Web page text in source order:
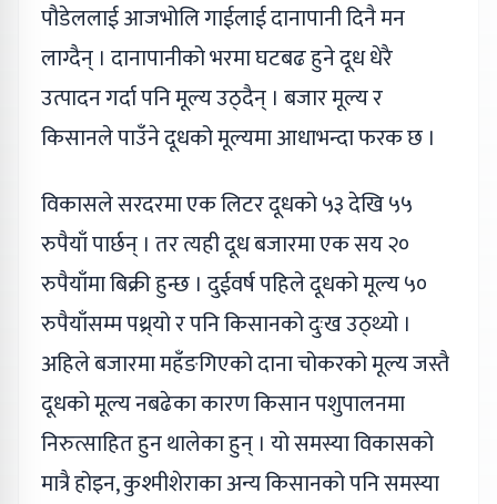
पौडेललाई आजभोलि गाईलाई दानापानी दिनै मन
लाग्दैन् । दानापानीको भरमा घटबढ हुने दूध धेरै
उत्पादन गर्दा पनि मूल्य उठ्दैन् । बजार मूल्य र
किसानले पाउँने दूधको मूल्यमा आधाभन्दा फरक छ ।
विकासले सरदरमा एक लिटर दूधको ५३ देखि ५५
रुपैयाँ पार्छन् । तर त्यही दूध बजारमा एक सय २०
रुपैयाँमा बिक्री हुन्छ । दुईवर्ष पहिले दूधको मूल्य ५०
रुपैयाँसम्म पथ्र्यो र पनि किसानको दुःख उठ्थ्यो ।
अहिले बजारमा महँङगिएको दाना चोकरको मूल्य जस्तै
दूधको मूल्य नबढेका कारण किसान पशुपालनमा
निरुत्साहित हुन थालेका हुन् । यो समस्या विकासको
मात्रै होइन, कुश्मीशेराका अन्य किसानको पनि समस्या